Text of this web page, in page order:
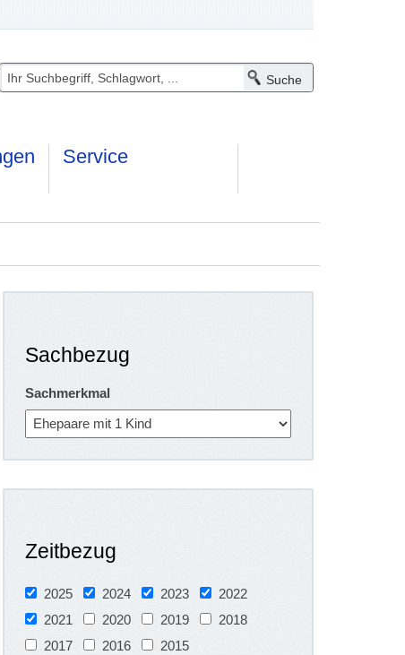
Service
Sachbezug
Sachmerkmal
Zeitbezug
2025 2024 2023
2022
2021
2020 2019
2018
2017
2016 2015